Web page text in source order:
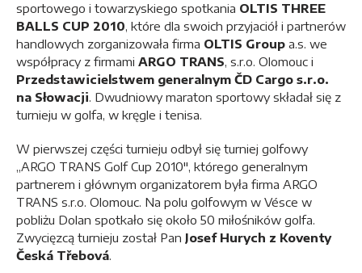
sportowego i towarzyskiego spotkania OLTIS THREE
BALLS CUP 2010, które dla swoich przyjaciół i partnerów
handlowych zorganizowała firma OLTIS Group a.s. we
współpracy z firmami ARGO TRANS, s.r.o. Olomouc i
Przedstawicielstwem generalnym ČD Cargo s.r.o.
na Słowacji. Dwudniowy maraton sportowy składał się z
turnieju w golfa, w kręgle i tenisa.
W pierwszej części turnieju odbył się turniej golfowy
„ARGO TRANS Golf Cup 2010″, którego generalnym
partnerem i głównym organizatorem była firma ARGO
TRANS s.r.o. Olomouc. Na polu golfowym w Vésce w
pobliżu Dolan spotkało się około 50 miłośników golfa.
Zwycięzcą turnieju został Pan Josef Hurych z Koventy
Česká Třebová.